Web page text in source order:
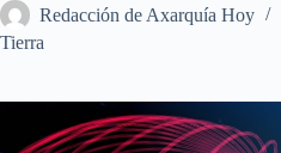
Redacción de Axarquía Hoy
Tierra